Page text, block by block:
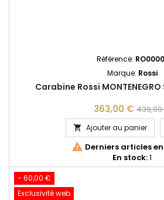
Référence:
Marque: Rossi
Carabine Rossi MONTENEGRO
363,00 €
 Ajouter au panier
 Derniers articles
En stock:1
- 60,00 €
Exclusivité web